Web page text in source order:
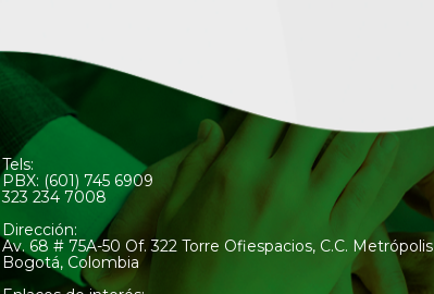
Tels:
PBX: (601) 745 6909
323 234 7008
Dirección:
Av. 68 # 75A-50 Of. 322 Torre Ofiespacios, C.C. Metrópolis
Bogotá, Colombia